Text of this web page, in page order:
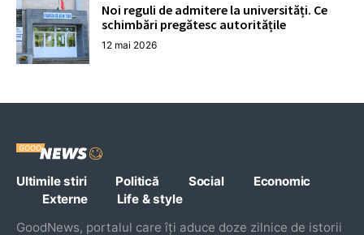
Noi reguli de admitere la universități. Ce
schimbări pregătesc autoritățile
12 mai 2026
Ultimile stiri Politică Social
Economic
Externe
Life & style
GoodNews, portalul care îți aduce doze zilnice de istorii